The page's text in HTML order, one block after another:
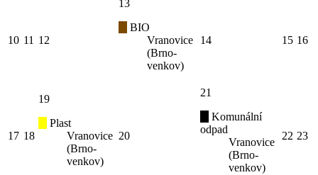
10 11 12
13
BIO
Vranovice
(Brno-
venkov)
14 15 16
17 18
19
Plast
Vranovice
(Brno-
venkov)
20
21
Komunální
odpad
Vranovice
(Brno-
venkov)
22 23